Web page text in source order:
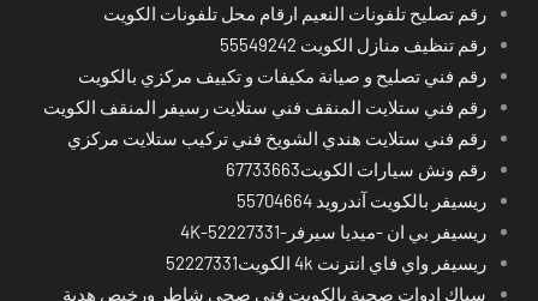
رقم تصليح تلفونات النعيم ارقام محل تلفونات الكويت
رقم تنظيف منازل الكويت 55549242
رقم فني تصليح و صيانة مكيفات و تكييف مركزي بالكويت
رقم فني ستلايت المنقف فني ستلايت رسيفر المنقف الكويت
رقم فني ستلايت هندي الشويخ فني تركيب ستلايت مركزي
رقم ونش سيارات الكويت67733663
ريسيفر بالكويت آندرويد 55704664
ريسيفر بي ان -ميديا سيرفر-4K-52227331
ريسيفر واي فاي انترنت 4k الكويت52227331
سباك ادوات صحية بالكويت فني صحي شاطر ورخيص هدية